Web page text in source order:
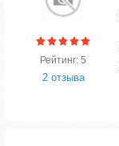
Рейтинг: 5
2 отзыва